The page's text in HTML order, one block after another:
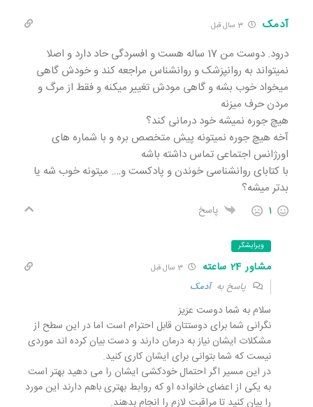
آدمک 3 سال قبل
درود. دوست من 17 ساله هست و افسردگی حاد دارد و اصلا
نمیتواند به روانپزشک و روانشناس مراجعه کند و خودش گاهی
میخواد خوب بشه و گاهی مودش تغییر میکنه و فقط از مرگ و
مردن حرف میزنه
هیچ جوره نمیشه خود درمانی کند؟
آخه هیچ جوره نمیتونه پیش متخصص بره و با شماره های
اورژانس اجتماعی تماس داشته باشه
با کتابای روانشناسی خوندن و پادکست و…. میتونه خوب شه یا
بدتر میشه؟
1 پاسخ
ویرایشگر
مشاور 24 ساعته 3 سال قبل
پاسخ بهآدمک
سلام به شما دوست عزیز
نگرانی شما برای دوستتان قابل احترام است اما در این سطح از
مشکلات ایشان نیاز به درمان دارند و دست بیان کرده اند موردی
نیست که شما بتوانی برای ایشان کاری کنید.
در این مسیر اگر احتمال خودکشی ایشان را می دهید بهتر است
به یکی از اعضای خانواده او که روابط بهتری باهم دارند این مورد
را بیان کنید تا مراقبت لازم را انجام بدهند.